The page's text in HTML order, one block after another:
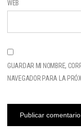
WEB
GUARDAR MI NOMBRE,
NAVEGADOR PARA LA